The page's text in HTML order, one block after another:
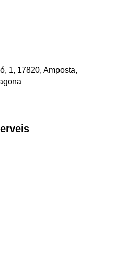
1, 17820, Amposta,